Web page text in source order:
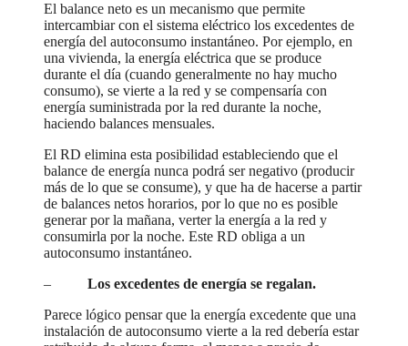
El balance neto es un mecanismo que permite
intercambiar con el sistema eléctrico los excedentes de
energía del autoconsumo instantáneo. Por ejemplo, en
una vivienda, la energía eléctrica que se produce
durante el día (cuando generalmente no hay mucho
consumo), se vierte a la red y se compensaría con
energía suministrada por la red durante la noche,
haciendo balances mensuales.
El RD elimina esta posibilidad estableciendo que el
balance de energía nunca podrá ser negativo (producir
más de lo que se consume), y que ha de hacerse a partir
de balances netos horarios, por lo que no es posible
generar por la mañana, verter la energía a la red y
consumirla por la noche. Este RD obliga a un
autoconsumo instantáneo.
– Los excedentes de energía se regalan.
Parece lógico pensar que la energía excedente que una
instalación de autoconsumo vierte a la red debería estar